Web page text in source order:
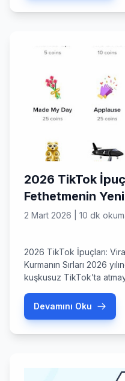
2026 TikTok
Fethetmenin Yeni
2 Mart 2026 10 dk
2026 TikTok İpuçları:
Kurmanın Sırları 2026
kuşkusuz TikTok’ta
‘takip edilen’ bir otoriteye
Tiktok ipuçları söz
Devamını Oku